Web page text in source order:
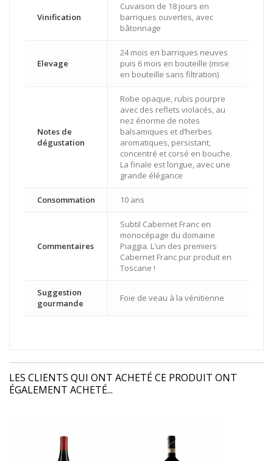
Vinification
Cuvaison de 18 jours en
barriques ouvertes, avec
bâtonnage
Elevage
24 mois en barriques neuves
puis 6 mois en bouteille (mise
en bouteille sans filtration)
Notes de
dégustation
Robe opaque, rubis pourpre
avec des reflets violacés, au
nez énorme de notes
balsamiques et d’herbes
aromatiques, persistant,
concentré et corsé en bouche.
La finale est longue, avec une
grande élégance
Consommation 10 ans
Commentaires
Subtil Cabernet Franc en
monocépage du domaine
Piaggia. L'un des premiers
Cabernet Franc pur produit en
Toscane !
Suggestion
gourmande
Foie de veau à la vénitienne
LES CLIENTS QUI ONT ACHETÉ CE PRODUIT ONT
ÉGALEMENT ACHETÉ...